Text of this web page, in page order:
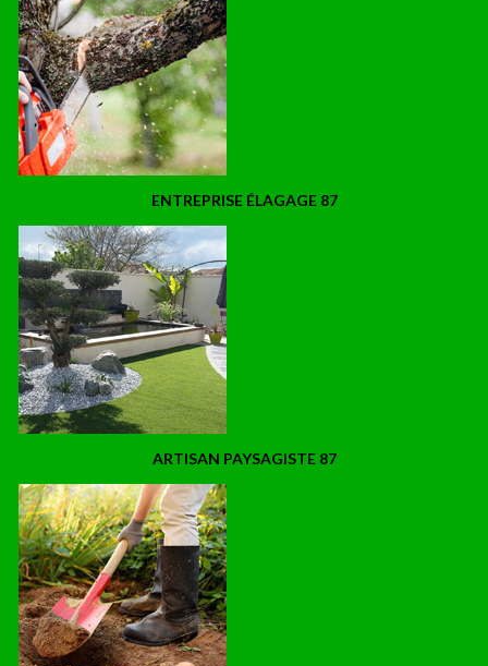
ENTREPRISE ÉLAGAGE 87
ARTISAN PAYSAGISTE 87